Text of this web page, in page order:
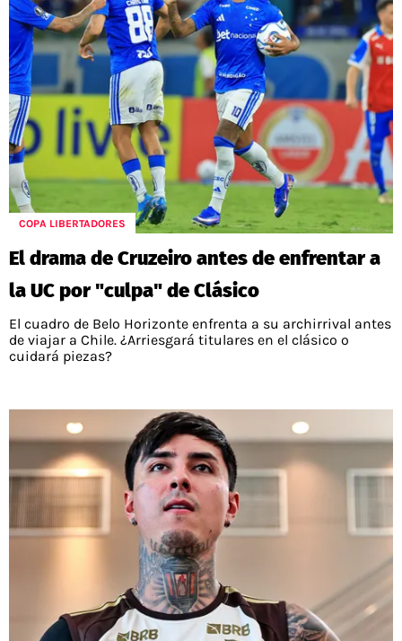
COPA LIBERTADORES
El drama de Cruzeiro antes de enfrentar a
la UC por "culpa" de Clásico
El cuadro de Belo Horizonte enfrenta a su archirrival antes
de viajar a Chile. ¿Arriesgará titulares en el clásico o
cuidará piezas?